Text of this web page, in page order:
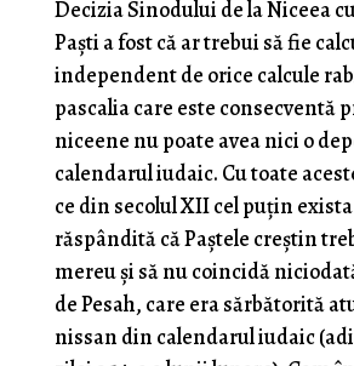
Decizia Sinodului de la Niceea
Paști a fost că ar trebui să fie
independent de orice calcule
pascalia care este consecventă
niceene nu poate avea nici o
calendarul iudaic. Cu toate
ce din secolul XII cel puțin
răspândită că Paștele creștin
mereu și să nu coincidă
de Pesah, care era sărbătorită
nissan din calendarul iudaic